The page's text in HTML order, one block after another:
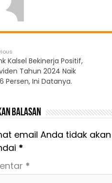
Kalsel Bekinerja Positif,
Tahun 2024 Naik
Persen, Ini Datanya.
Balasan
email Anda tidak
*
*